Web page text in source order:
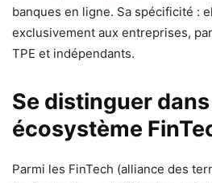
banques en ligne. Sa spécificité :
exclusivement aux entreprises,
TPE et indépendants.
Se distinguer
écosystème
Parmi les FinTech (alliance des